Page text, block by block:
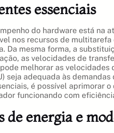
essenciais
do hardware está
nos recursos de
Da mesma forma, a
as velocidades de
melhorar as
seja adequada às
é possível aprimorar
funcionando com
energia e